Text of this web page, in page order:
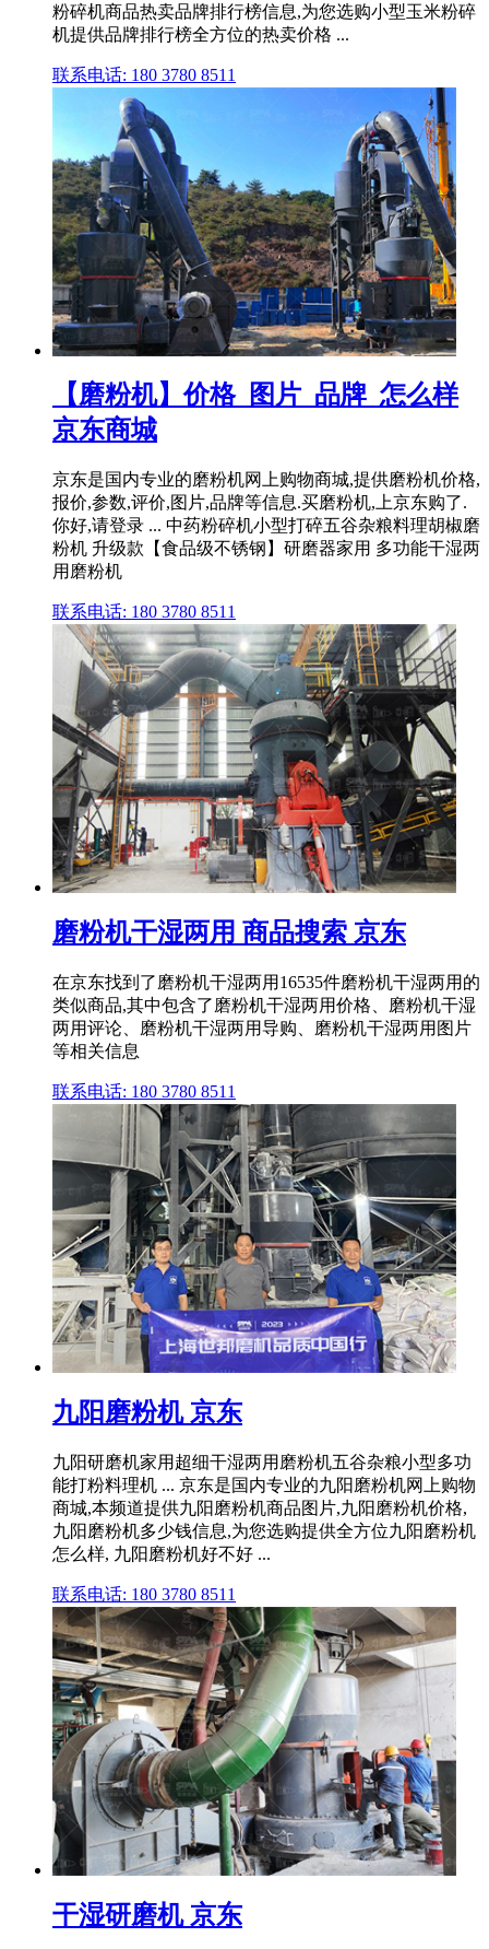
粉碎机商品热卖品牌排行榜信息,为您选购小型玉米粉碎
机提供品牌排行榜全方位的热卖价格 ...
联系电话: 180 3780 8511
【磨粉机】价格_图片_品牌_怎么样
京东商城
京东是国内专业的磨粉机网上购物商城,提供磨粉机价格,
报价,参数,评价,图片,品牌等信息.买磨粉机,上京东购了.
你好,请登录 ... 中药粉碎机小型打碎五谷杂粮料理胡椒磨
粉机 升级款【食品级不锈钢】研磨器家用 多功能干湿两
用磨粉机
联系电话: 180 3780 8511
磨粉机干湿两用 商品搜索 京东
在京东找到了磨粉机干湿两用16535件磨粉机干湿两用的
类似商品,其中包含了磨粉机干湿两用价格、磨粉机干湿
两用评论、磨粉机干湿两用导购、磨粉机干湿两用图片
等相关信息
联系电话: 180 3780 8511
九阳磨粉机 京东
九阳研磨机家用超细干湿两用磨粉机五谷杂粮小型多功
能打粉料理机 ... 京东是国内专业的九阳磨粉机网上购物
商城,本频道提供九阳磨粉机商品图片,九阳磨粉机价格,
九阳磨粉机多少钱信息,为您选购提供全方位九阳磨粉机
怎么样, 九阳磨粉机好不好 ...
联系电话: 180 3780 8511
干湿研磨机 京东